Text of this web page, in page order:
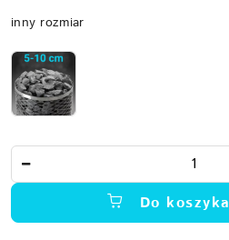
Wariant
inny rozmiar
Do koszyka